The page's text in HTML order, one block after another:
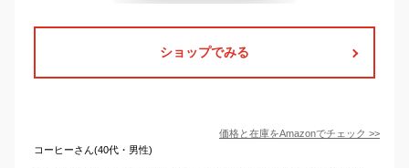
ショップでみる
価格と在庫をAmazonでチェック >>
コーヒーさん(40代・男性)